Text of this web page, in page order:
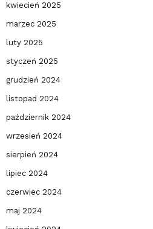
kwiecień 2025
marzec 2025
luty 2025
styczeń 2025
grudzień 2024
listopad 2024
październik 2024
wrzesień 2024
sierpień 2024
lipiec 2024
czerwiec 2024
maj 2024